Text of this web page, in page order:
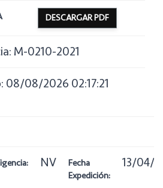
DESCARGAR PDF
M-0210-2021
08/08/2026 02:17:21
NV
Fecha
Expedición:
13/04/